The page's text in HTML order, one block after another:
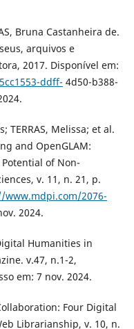
Bruna Castanheira de.
arquivos e
2017. Disponível em:
ddff- 4d50-b388-
TERRAS, Melissa; et al.
and OpenGLAM:
of Non-
v. 11, n. 21, p.
www.mdpi.com/2076-
2024.
Humanities in
v.47, n.1-2,
em: 7 nov. 2024.
Four Digital
Librarianship, v. 10, n.